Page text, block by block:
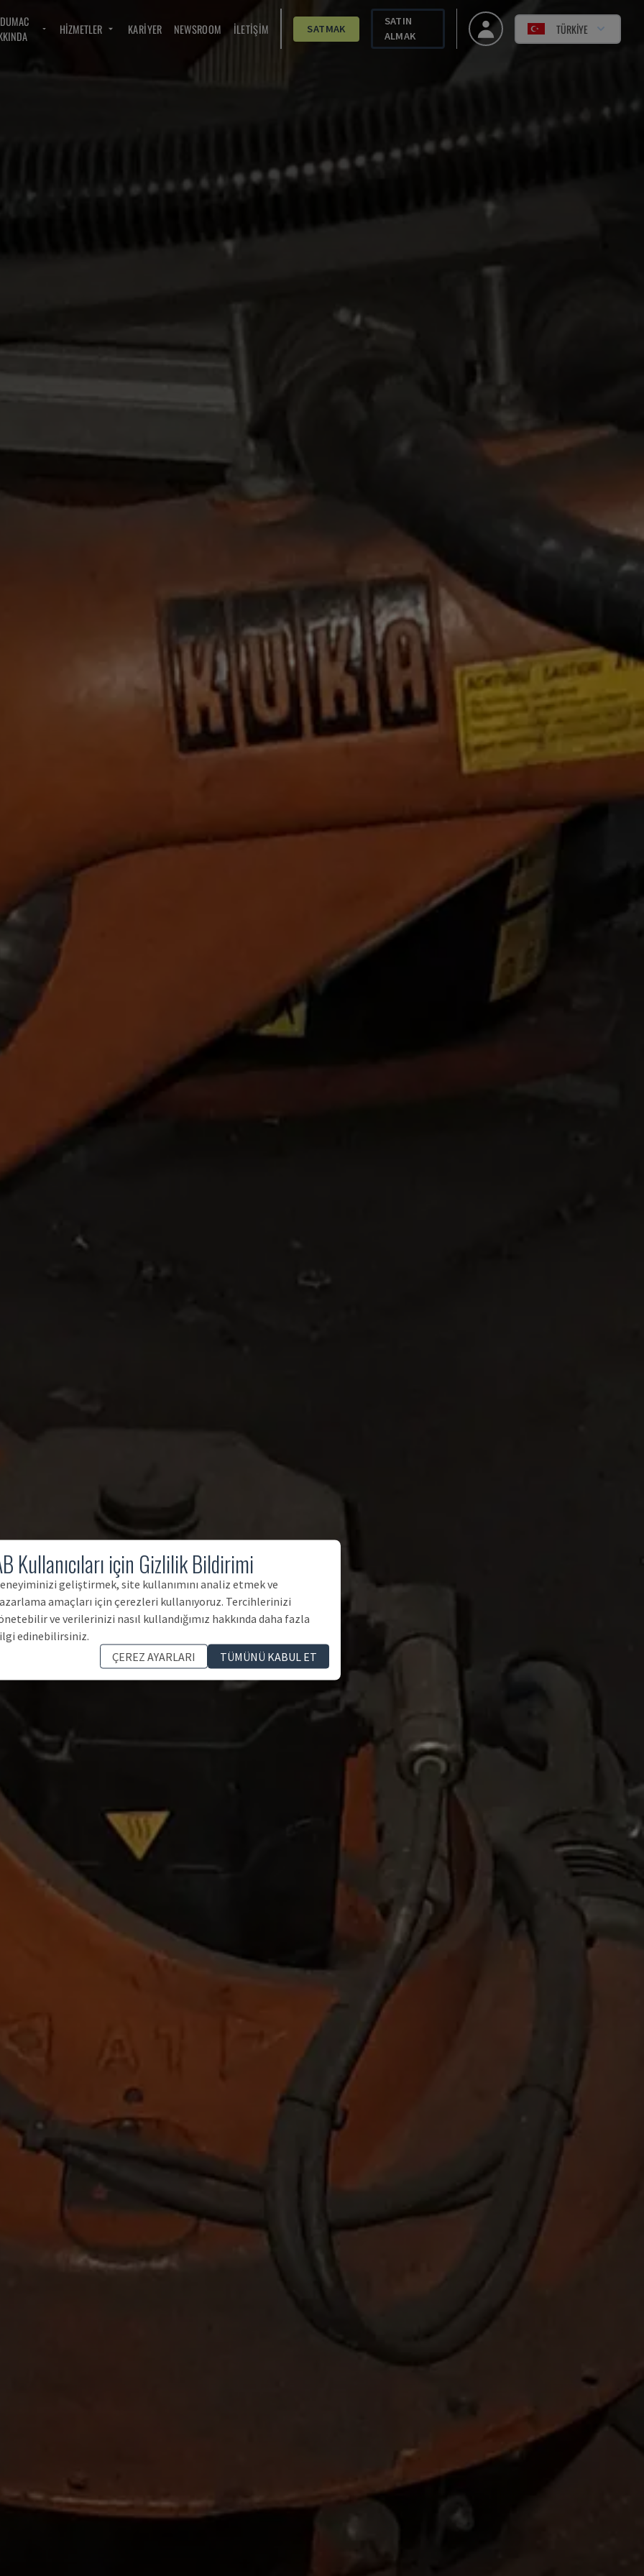
HIZMETLER KARIYER NEWSROOM İLETIŞIM SATMAK
SATIN
ALMAK
TÜRKIYE
Kullanıcıları için Gizlilik Bildirimi
geliştirmek, site kullanımını analiz etmek ve
amaçları için çerezleri kullanıyoruz. Tercihlerinizi
ve verilerinizi nasıl kullandığımız hakkında daha fazla
edinebilirsiniz.
ÇEREZ AYARLARI
TÜMÜNÜ KABUL ET